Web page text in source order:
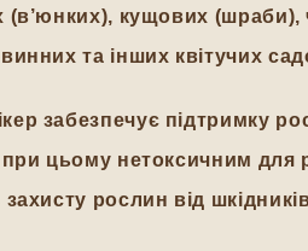
(в’юнких), кущових
та інших квітучих
забезпечує підтримку
при цьому нетоксичним для
рослин від